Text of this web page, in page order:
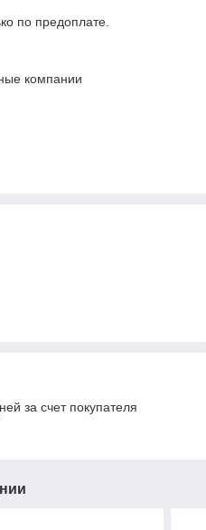
по предоплате.
компании
за счет покупателя